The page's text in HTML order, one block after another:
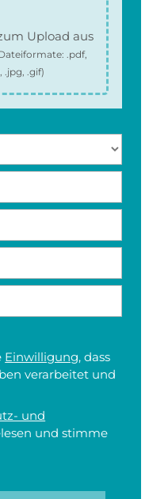
Upload aus
.pdf,
.jpg, .gif)
Einwilligung, dass
verarbeitet und
und
und stimme